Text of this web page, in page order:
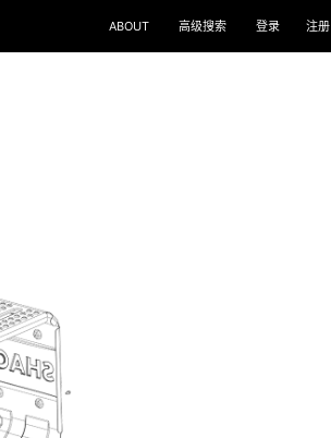
ABOUT 高级搜索 登录 注册